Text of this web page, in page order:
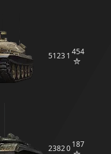
51231 454
23820187